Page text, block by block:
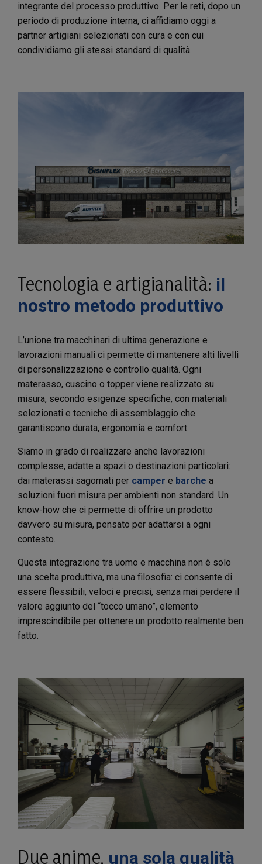
integrante del processo produttivo. Per le reti, dopo un
periodo di produzione interna, ci affidiamo oggi a
partner artigiani selezionati con cura e con cui
condividiamo gli stessi standard di qualità.
Tecnologia e artigianalità: il
nostro metodo produttivo
L’unione tra macchinari di ultima generazione e
lavorazioni manuali ci permette di mantenere alti livelli
di personalizzazione e controllo qualità. Ogni
materasso, cuscino o topper viene realizzato su
misura, secondo esigenze specifiche, con materiali
selezionati e tecniche di assemblaggio che
garantiscono durata, ergonomia e comfort.
Siamo in grado di realizzare anche lavorazioni
complesse, adatte a spazi o destinazioni particolari:
dai materassi sagomati per camper e barche a
soluzioni fuori misura per ambienti non standard. Un
know-how che ci permette di offrire un prodotto
davvero su misura, pensato per adattarsi a ogni
contesto.
Questa integrazione tra uomo e macchina non è solo
una scelta produttiva, ma una filosofia: ci consente di
essere flessibili, veloci e precisi, senza mai perdere il
valore aggiunto del “tocco umano”, elemento
imprescindibile per ottenere un prodotto realmente ben
fatto.
Due anime, una sola qualità